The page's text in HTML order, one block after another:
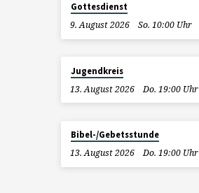
Gottesdienst
9. August 2026
So. 10:00 Uhr
Jugendkreis
13. August 2026
Do. 19:00 Uhr
Bibel-/Gebetsstunde
13. August 2026
Do. 19:00 Uhr